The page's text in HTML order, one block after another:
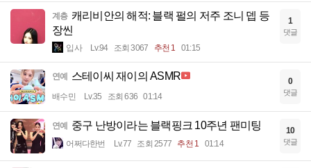
계층 캐리비안의 해적: 블랙 펄의 저주 조니 뎁 등
장씬
입사 Lv.94 조회 3067 추천 1 01:15
1
댓글
연예 스테이씨 재이의 ASMR
배수민 Lv.35 조회 636 01:14
0
댓글
연예 중구 난방이라는 블랙핑크 10주년 팬미팅
어쩌다한번 Lv.77 조회 2577 추천 1 01:14
10
댓글